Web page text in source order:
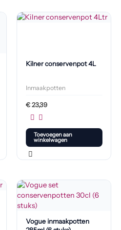
Kilner conservenpot 4L
Inmaakpotten
€23,39
Toevoegen aan
winkelwagen
Vogue inmaakpotten